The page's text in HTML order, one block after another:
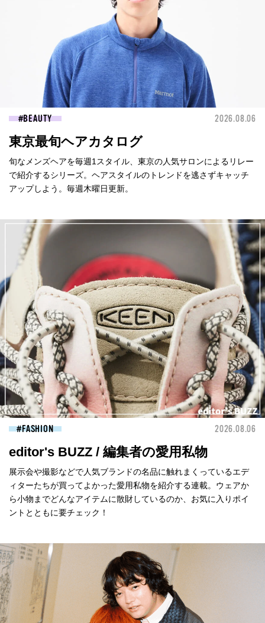
BEAUTY 2026.08.06
東京最旬ヘアカタログ
旬なメンズヘアを毎週1スタイル、東京の人気サロンによるリレー
で紹介するシリーズ。ヘアスタイルのトレンドを逃さずキャッチ
アップしよう。毎週木曜日更新。
FASHION 2026.08.06
editor's BUZZ / 編集者の愛用私物
展示会や撮影などで人気ブランドの名品に触れまくっているエデ
ィターたちが買ってよかった愛用私物を紹介する連載。ウェアか
ら小物までどんなアイテムに散財しているのか、お気に入りポイ
ントとともに要チェック！